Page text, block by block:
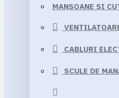
MANSOANE SI
CABLURI
SCULE DE